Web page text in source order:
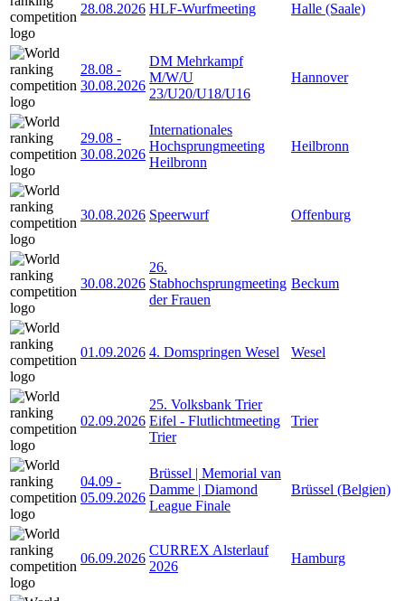
28.08.2026 HLF-Wurfmeeting Halle (Saale)
28.08 -
30.08.2026
DM Mehrkampf
M/W/U
23/U20/U18/U16
Hannover
29.08 -
30.08.2026
Internationales
Hochsprungmeeting
Heilbronn
Heilbronn
30.08.2026 Speerwurf Offenburg
30.08.2026
26.
Stabhochsprungmeeting
der Frauen
Beckum
01.09.2026 4. Domspringen Wesel Wesel
02.09.2026
25. Volksbank Trier
Eifel - Flutlichtmeeting
Trier
Trier
04.09 -
05.09.2026
Brüssel | Memorial van
Damme | Diamond
League Finale
Brüssel (Belgien)
06.09.2026
CURREX Alsterlauf
2026
Hamburg